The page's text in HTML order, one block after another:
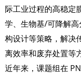
际工业过程的高稳定
学、生物基/可降解
构设计等策略，解决
离效率和废弃处置等
近年来，课题组在